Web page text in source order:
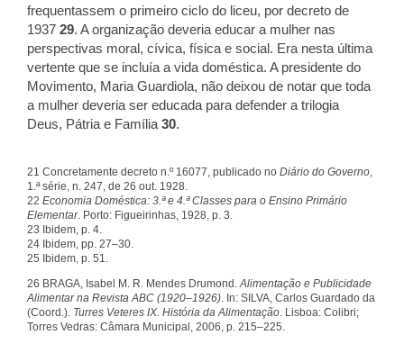
frequentassem o primeiro ciclo do liceu, por decreto de
1937 29. A organização deveria educar a mulher nas
perspectivas moral, cívica, física e social. Era nesta última
vertente que se incluía a vida doméstica. A presidente do
Movimento, Maria Guardiola, não deixou de notar que toda
a mulher deveria ser educada para defender a trilogia
Deus, Pátria e Família 30.
21 Concretamente decreto n.º 16077, publicado no Diário do Governo
1.ª série, n. 247, de 26 out. 1928.
22 Economia Doméstica: 3.ª e 4.ª Classes para o Ensino Primário
Elementar. Porto: Figueirinhas, 1928, p. 3.
23 Ibidem, p. 4.
24 Ibidem, pp. 27–30.
25 Ibidem, p. 51.
26 BRAGA, Isabel M. R. Mendes Drumond. Alimentação e Publicidade
Alimentar na Revista ABC (1920–1926) . In: SILVA, Carlos Guardado da
(Coord.). Turres Veteres IX. História da Alimentação . Lisboa: Colibri;
Torres Vedras: Câmara Municipal, 2006, p. 215–225.